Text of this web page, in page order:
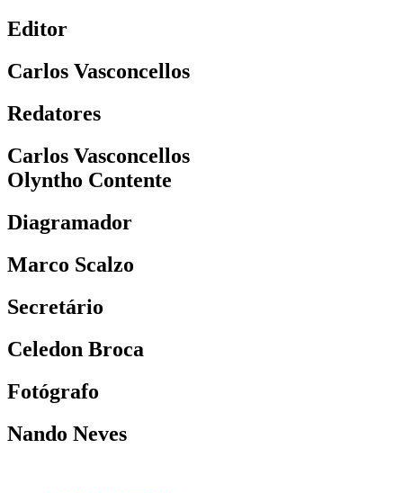
Editor
Carlos Vasconcellos
Redatores
Carlos Vasconcellos
Olyntho Contente
Diagramador
Marco Scalzo
Secretário
Celedon Broca
Fotógrafo
Nando Neves